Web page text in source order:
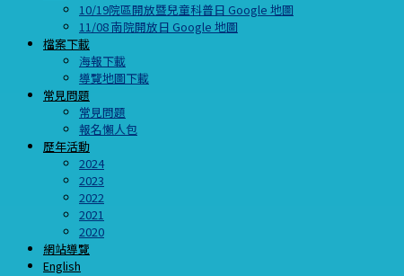
10/19院區開放暨兒童科普日 Google 地圖
11/08 南院開放日 Google 地圖
檔案下載
海報下載
導覽地圖下載
常見問題
常見問題
報名懶人包
歷年活動
2024
2023
2022
2021
2020
網站導覽
English